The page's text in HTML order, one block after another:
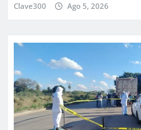
Clave300 Ago 5, 2026